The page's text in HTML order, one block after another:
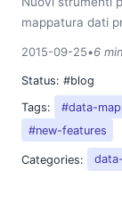
mappatura dati
2015-09-25•6
Status: #blog
Tags:
#data-
#new-features
Categories: